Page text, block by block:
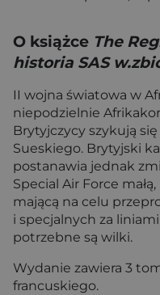
O książce The
historia SAS
II wojna światowa w
niepodzielnie
Brytyjczycy szykują
Sueskiego. Brytyjski
postanawia jednak
Special Air Force
mającą na celu
i specjalnych za
potrzebne są wilki.
Wydanie zawiera 3
francuskiego.